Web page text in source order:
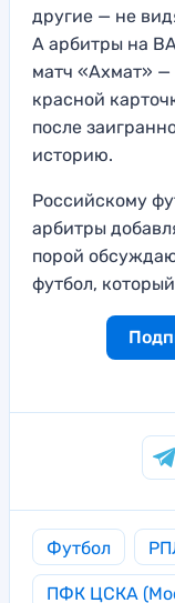
другие — не
А арбитры на
матч «Ахмат»
красной
после
историю.
Российскому
арбитры
порой
футбол,
Футбол
ПФК ЦСКА